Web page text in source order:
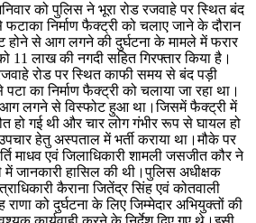
को पुलिस ने भूरा रोड रजवाहे पर स्थित बंद
निर्माण फैक्ट्री को चलाए जाने के दौरान
होने से आग लगने की दुर्घटना के मामले में फरार
11 लाख की नगदी सहित गिरफ्तार किया है।
रोड पर स्थित काफी समय से बंद पड़ी
का निर्माण फैक्ट्री को चलाया जा रहा था।
आग लगने से विस्फोट हुआ था।जिसमें फैक्ट्री में
हो गई थी और चार लोग गंभीर रूप से घायल हो
हेतु अस्पताल में भर्ती कराया था।मौके पर
माधव एवं जिलाधिकारी शामली जसजीत कौर ने
जानकारी हासिल की थी।पुलिस अधीक्षक
कैराना जितेंद्र सिंह एवं कोतवाली
राणा को दुर्घटना के लिए जिम्मेदार अभियुक्तों की